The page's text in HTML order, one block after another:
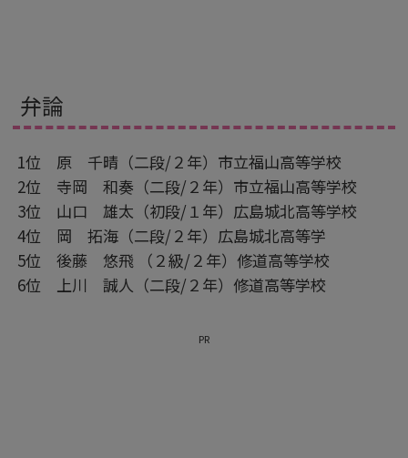
弁論
1位 原 千晴（二段/２年）市立福山高等学校
2位 寺岡 和奏（二段/２年）市立福山高等学校
3位 山口 雄太（初段/１年）広島城北高等学校
4位 岡 拓海（二段/２年）広島城北高等学
5位 後藤 悠飛 （２級/２年）修道高等学校
6位 上川 誠人（二段/２年）修道高等学校
PR